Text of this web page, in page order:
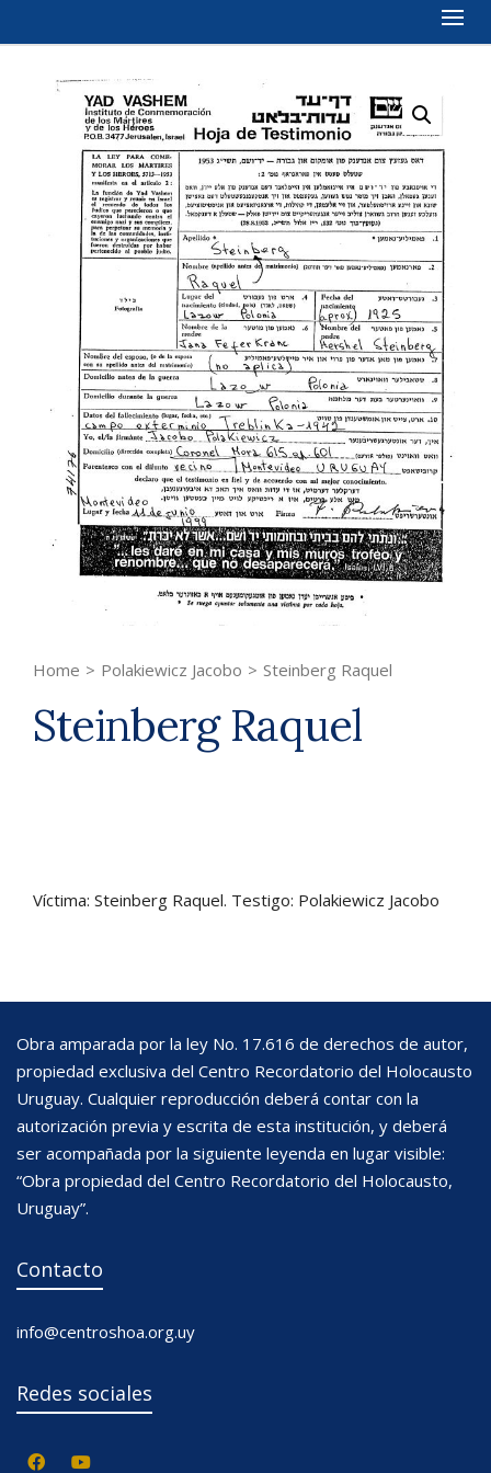
Home > Polakiewicz Jacobo > Steinberg Raquel
Steinberg Raquel
Víctima: Steinberg Raquel. Testigo: Polakiewicz Jacobo
Obra amparada por la ley No. 17.616 de derechos de autor,
propiedad exclusiva del Centro Recordatorio del Holocausto
Uruguay. Cualquier reproducción deberá contar con la
autorización previa y escrita de esta institución, y deberá
ser acompañada por la siguiente leyenda en lugar visible:
“Obra propiedad del Centro Recordatorio del Holocausto,
Uruguay”.
Contacto
info@centroshoa.org.uy
Redes sociales